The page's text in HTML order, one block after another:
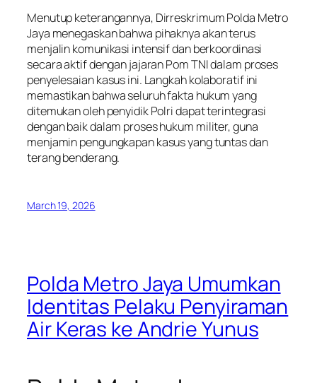
Menutup keterangannya, Dirreskrimum Polda Metro
Jaya menegaskan bahwa pihaknya akan terus
menjalin komunikasi intensif dan berkoordinasi
secara aktif dengan jajaran Pom TNI dalam proses
penyelesaian kasus ini. Langkah kolaboratif ini
memastikan bahwa seluruh fakta hukum yang
ditemukan oleh penyidik Polri dapat terintegrasi
dengan baik dalam proses hukum militer, guna
menjamin pengungkapan kasus yang tuntas dan
terang benderang.
March 19, 2026
Polda Metro Jaya Umumkan
Identitas Pelaku Penyiraman
Air Keras ke Andrie Yunus